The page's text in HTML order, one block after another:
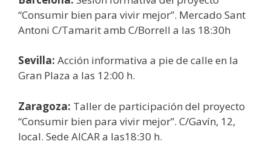
“Consumir bien para vivir mejor”. Mercado Sant
Antoni C/Tamarit amb C/Borrell a las 18:30h
Sevilla: Acción informativa a pie de calle en la
Gran Plaza a las 12:00 h.
Zaragoza: Taller de participación del proyecto
“Consumir bien para vivir mejor”. C/Gavín, 12,
local. Sede AICAR a las18:30 h.